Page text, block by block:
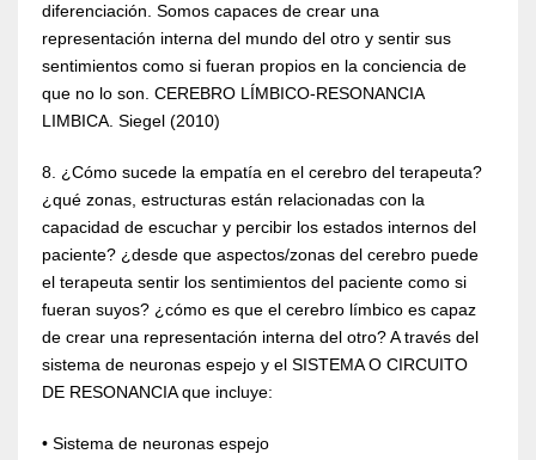
diferenciación. Somos capaces de crear una
representación interna del mundo del otro y sentir sus
sentimientos como si fueran propios en la conciencia de
que no lo son. CEREBRO LÍMBICO-RESONANCIA
LIMBICA. Siegel (2010)
8. ¿Cómo sucede la empatía en el cerebro del terapeuta?
¿qué zonas, estructuras están relacionadas con la
capacidad de escuchar y percibir los estados internos del
paciente? ¿desde que aspectos/zonas del cerebro puede
el terapeuta sentir los sentimientos del paciente como si
fueran suyos? ¿cómo es que el cerebro límbico es capaz
de crear una representación interna del otro? A través del
sistema de neuronas espejo y el SISTEMA O CIRCUITO
DE RESONANCIA que incluye:
• Sistema de neuronas espejo